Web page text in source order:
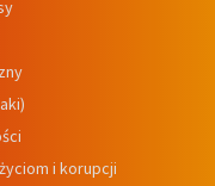
i korupcji